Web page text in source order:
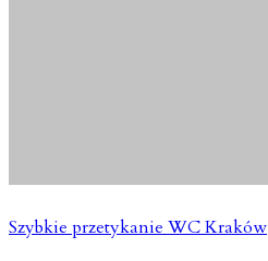
Szybkie przetykanie WC Kraków